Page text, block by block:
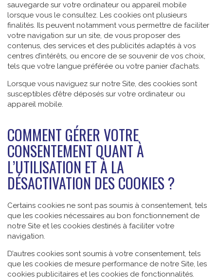
sauvegarde sur votre ordinateur ou appareil mobile
lorsque vous le consultez. Les cookies ont plusieurs
finalités. Ils peuvent notamment vous permettre de faciliter
votre navigation sur un site, de vous proposer des
contenus, des services et des publicités adaptés à vos
centres d’intérêts, ou encore de se souvenir de vos choix,
tels que votre langue préférée ou votre panier d’achats.
Lorsque vous naviguez sur notre Site, des cookies sont
susceptibles d’être déposés sur votre ordinateur ou
appareil mobile.
COMMENT GÉRER VOTRE
CONSENTEMENT QUANT À
L’UTILISATION ET À LA
DÉSACTIVATION DES COOKIES ?
Certains cookies ne sont pas soumis à consentement, tels
que les cookies nécessaires au bon fonctionnement de
notre Site et les cookies destinés à faciliter votre
navigation.
D’autres cookies sont soumis à votre consentement, tels
que les cookies de mesure performance de notre Site, les
cookies publicitaires et les cookies de fonctionnalités.